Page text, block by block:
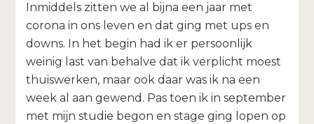
Inmiddels zitten we al bijna een jaar met
corona in ons leven en dat ging met ups en
downs. In het begin had ik er persoonlijk
weinig last van behalve dat ik verplicht moest
thuiswerken, maar ook daar was ik na een
week al aan gewend. Pas toen ik in september
met mijn studie begon en stage ging lopen op